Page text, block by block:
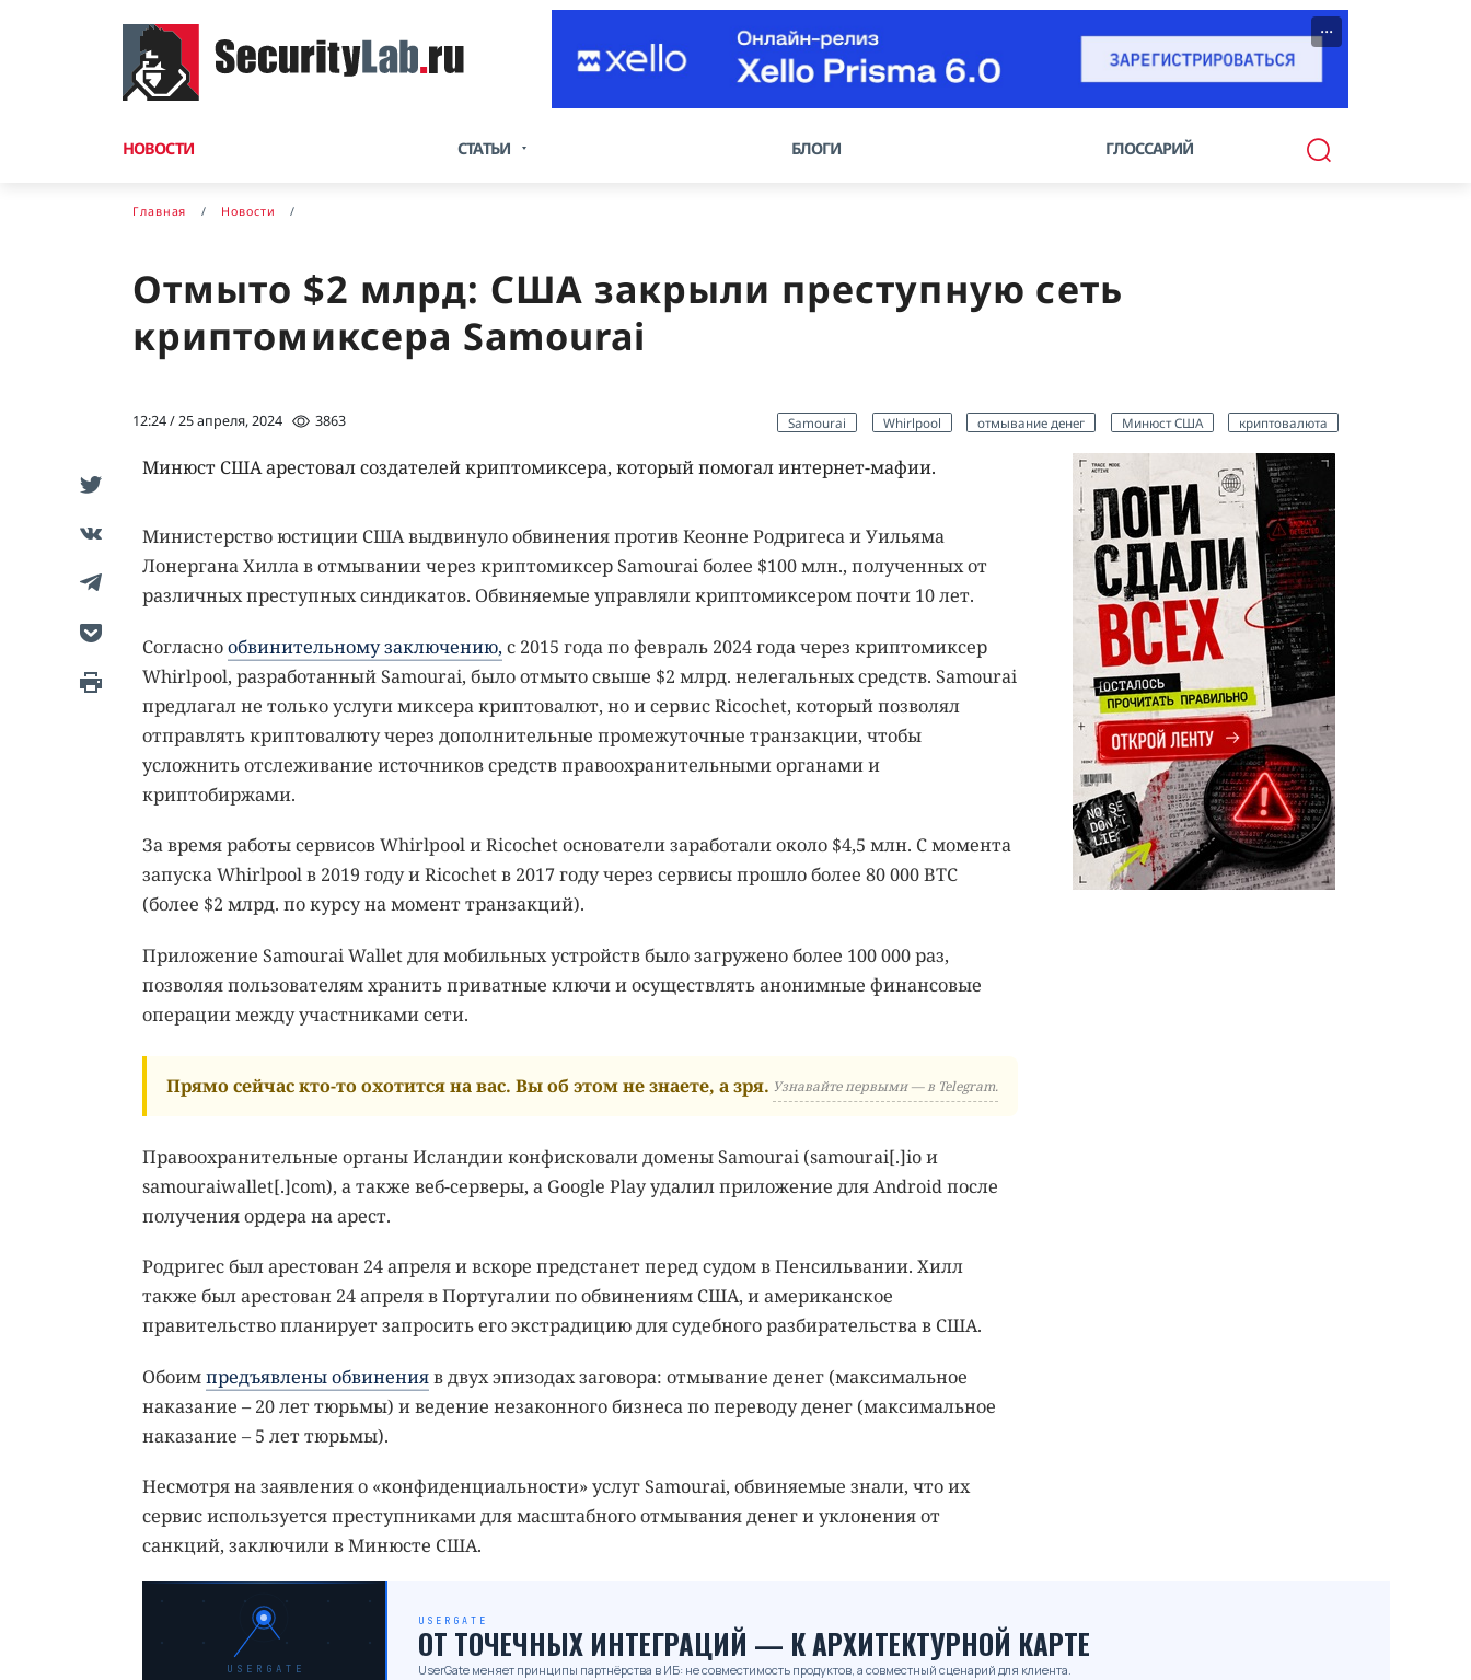
···
НОВОСТИ СТАТЬИ БЛОГИ ГЛОССАРИЙ
Главная Новости
Отмыто $2 млрд: США закрыли преступную сеть
криптомиксера Samourai
12:24 / 25 апреля, 2024 3863 Samourai Whirlpool отмывание денег Минюст США криптовалюта
Минюст США арестовал создателей криптомиксера, который помогал интернет-мафии.
Министерство юстиции США выдвинуло обвинения против Кеонне Родригеса и Уильяма
Лонергана Хилла в отмывании через криптомиксер Samourai более $100 млн., полученных от
различных преступных синдикатов. Обвиняемые управляли криптомиксером почти 10 лет.
Согласнообвинительному заключению, с 2015 года по февраль 2024 года через криптомиксер
Whirlpool, разработанный Samourai, было отмыто свыше $2 млрд. нелегальных средств. Samourai
предлагал не только услуги миксера криптовалют, но и сервис Ricochet, который позволял
отправлять криптовалюту через дополнительные промежуточные транзакции, чтобы
усложнить отслеживание источников средств правоохранительными органами и
криптобиржами.
За время работы сервисов Whirlpool и Ricochet основатели заработали около $4,5 млн. С момента
запуска Whirlpool в 2019 году и Ricochet в 2017 году через сервисы прошло более 80 000 BTC
(более $2 млрд. по курсу на момент транзакций).
Приложение Samourai Wallet для мобильных устройств было загружено более 100 000 раз,
позволяя пользователям хранить приватные ключи и осуществлять анонимные финансовые
операции между участниками сети.
Прямо сейчас кто-то охотится на вас. Вы об этом не знаете, а зря. Узнавайте первыми — в Telegram.
Правоохранительные органы Исландии конфисковали домены Samourai (samourai[.]io и
samouraiwallet[.]com), а также веб-серверы, а Google Play удалил приложение для Android после
получения ордера на арест.
Родригес был арестован 24 апреля и вскоре предстанет перед судом в Пенсильвании. Хилл
также был арестован 24 апреля в Португалии по обвинениям США, и американское
правительство планирует запросить его экстрадицию для судебного разбирательства в США.
Обоимпредъявлены обвиненияв двух эпизодах заговора: отмывание денег (максимальное
наказание – 20 лет тюрьмы) и ведение незаконного бизнеса по переводу денег (максимальное
наказание – 5 лет тюрьмы).
Несмотря на заявления о «конфиденциальности» услуг Samourai, обвиняемые знали, что их
сервис используется преступниками для масштабного отмывания денег и уклонения от
санкций, заключили в Минюсте США.
USERGATE
USERGATE
ОТ ТОЧЕЧНЫХ ИНТЕГРАЦИЙ — К АРХИТЕКТУРНОЙ КАРТЕ
UserGate меняет принципы партнёрства в ИБ: не совместимость продуктов, а совместный сценарий для клиента.